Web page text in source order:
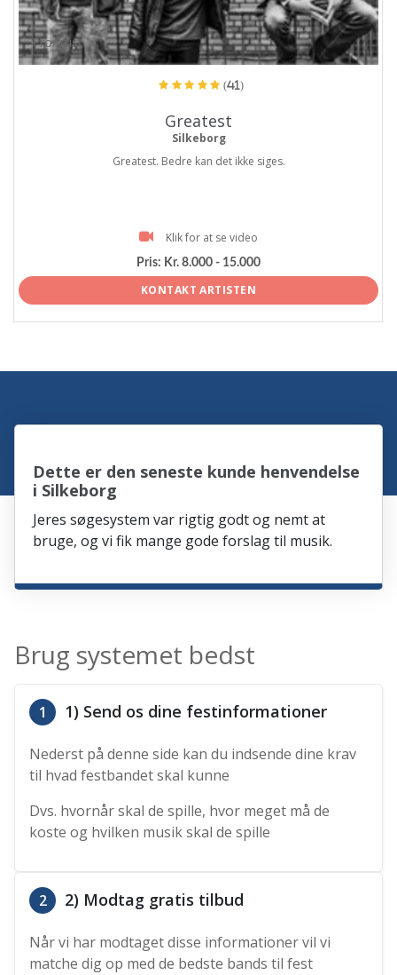
ProArtist
(41)
Greatest
Silkeborg
Greatest. Bedre kan det ikke siges.
Klik for at se video
Pris: Kr. 8.000 - 15.000
KONTAKT ARTISTEN
Dette er den seneste kunde henvendelse
i Silkeborg
Jeres søgesystem var rigtig godt og nemt at
bruge, og vi fik mange gode forslag til musik.
Brug systemet bedst
1 1) Send os dine festinformationer
Nederst på denne side kan du indsende dine krav
til hvad festbandet skal kunne
Dvs. hvornår skal de spille, hvor meget må de
koste og hvilken musik skal de spille
2 2) Modtag gratis tilbud
Når vi har modtaget disse informationer vil vi
matche dig op med de bedste bands til fest